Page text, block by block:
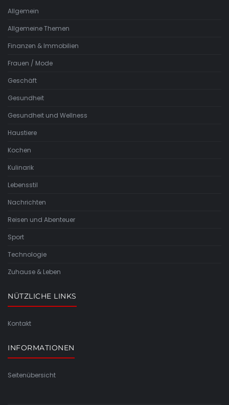
Allgemein
Allgemeine Themen
Finanzen & Immobilien
Frauen / Mode
Geschäft
Gesundheit
Gesundheit und Wellness
Haustiere
Kochen
Kulinarik
Lebensstil
Nachrichten
Reisen und Abenteuer
Sport
Technologie
Zuhause & Leben
NÜTZLICHE LINKS
Kontakt
INFORMATIONEN
Seitenübersicht